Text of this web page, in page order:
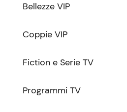
Bellezze VIP
Coppie VIP
Fiction e Serie TV
Programmi TV